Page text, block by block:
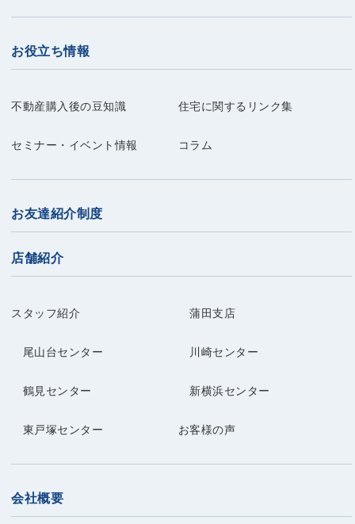
お役立ち情報
不動産購入後の豆知識 住宅に関するリンク集
セミナー・イベント情報 コラム
お友達紹介制度
店舗紹介
スタッフ紹介 蒲田支店
尾山台センター 川崎センター
鶴見センター 新横浜センター
東戸塚センター お客様の声
会社概要